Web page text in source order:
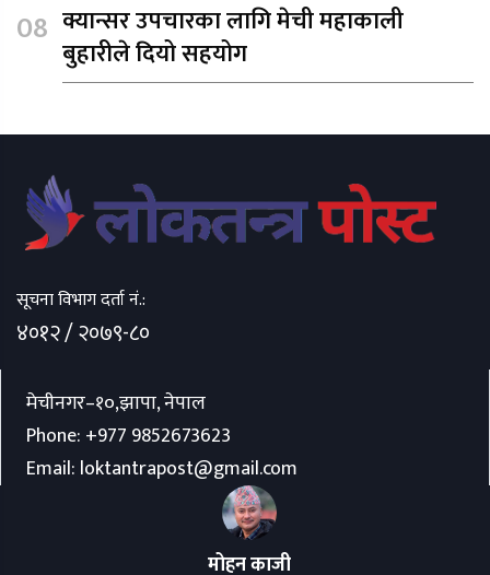
क्यान्सर उपचारका लागि मेची महाकाली
बुहारीले दियो सहयोग
सूचना विभाग दर्ता नं.:
४०१२ / २०७९-८०
मेचीनगर–१०,झापा, नेपाल
Phone: +977 9852673623
Email: loktantrapost@gmail.com
मोहन काजी